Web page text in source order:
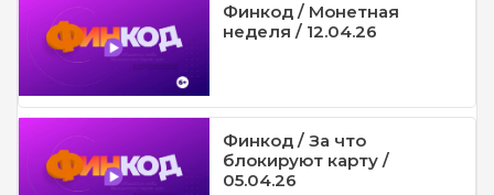
Финкод / Монетная
неделя / 12.04.26
Финкод / За что
блокируют карту /
05.04.26